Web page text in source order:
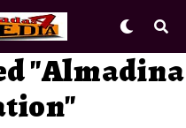
"Almadina